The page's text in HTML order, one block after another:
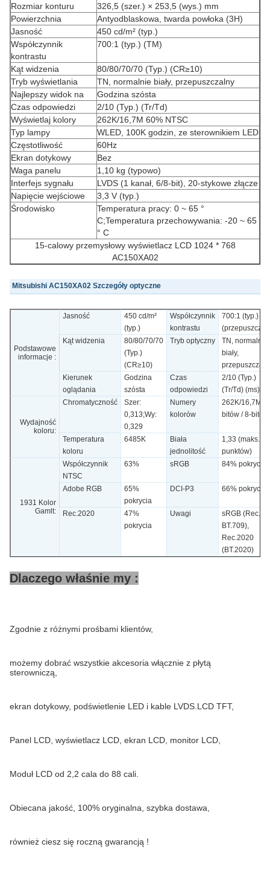
Rozmiar konturu
326,5 (szer.) × 253,5 (wys.) mm
Powierzchnia
Antyodblaskowa, twarda powłoka (3H)
Jasność
450 cd/m² (typ.)
Współczynnik
kontrastu
700:1 (typ.) (TM)
Kąt widzenia
80/80/70/70 (Typ.) (CR≥10)
Tryb wyświetlania
TN, normalnie biały, przepuszczalny
Najlepszy widok na
Godzina szósta
Czas odpowiedzi
2/10 (Typ.) (Tr/Td)
Wyświetlaj kolory
262K/16,7M 60% NTSC
Typ lampy
WLED, 100K godzin, ze sterownikiem LED
Częstotliwość
60Hz
Ekran dotykowy
Bez
Waga panelu
1,10 kg (typowo)
Interfejs sygnału
LVDS (1 kanał, 6/8-bit), 20-stykowe złącze
Napięcie wejściowe
3,3 V (typ.)
Środowisko
Temperatura pracy: 0 ~ 65 °
C;Temperatura przechowywania: -20 ~ 65
° C
15-calowy przemysłowy wyświetlacz LCD 1024 * 768
AC150XA02
Mitsubishi AC150XA02 Szczegóły optyczne
Podstawowe
informacje :
Jasność
450 cd/m²
(typ.)
Współczynnik
kontrastu
700:1 (typ.)
Kąt widzenia
80/80/70/70
(Typ.)
(CR≥10)
Tryb optyczny
TN, normalnie
biały,
Kierunek
oglądania
Godzina
szósta
Czas
odpowiedzi
2/10 (Typ.)
(Tr/Td) (ms)
Wydajność
koloru:
Chromatyczność
Szer:
0,313;Wy:
0,329
Numery
kolorów
262K/16,7M
bitów / 8-
Temperatura
koloru
6485K
Biała
jednolitość
1,33 (maks.)
punktów)
1931 Kolor
Gamlt:
Współczynnik
NTSC
63% sRGB 84% pokrycia
Adobe RGB
65%
pokrycia
DCI-P3 66% pokrycia
Rec.2020
47%
pokrycia
Uwagi
sRGB
BT.709),
Rec.2020
(BT.2020)
Dlaczego właśnie my :
Zgodnie z różnymi prośbami klientów,
możemy dobrać wszystkie akcesoria włącznie z płytą
sterowniczą,
ekran dotykowy, podświetlenie LED i kable LVDS.LCD TFT,
Panel LCD, wyświetlacz LCD, ekran LCD, monitor LCD,
Moduł LCD od 2,2 cala do 88 cali.
Obiecana jakość, 100% oryginalna, szybka dostawa,
również ciesz się roczną gwarancją !